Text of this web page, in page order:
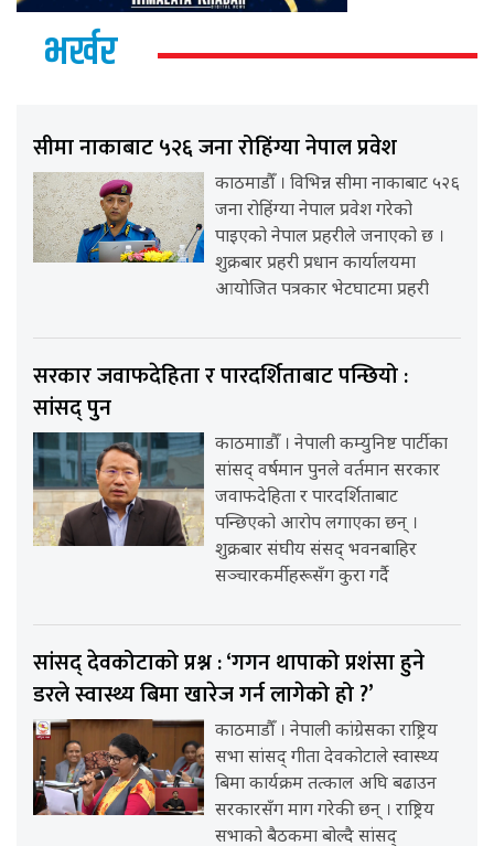
भर्खर
सीमा नाकाबाट ५२६ जना रोहिंग्या नेपाल प्रवेश
काठमाडौँ । विभिन्न सीमा नाकाबाट ५२६
जना रोहिंग्या नेपाल प्रवेश गरेको
पाइएको नेपाल प्रहरीले जनाएको छ ।
शुक्रबार प्रहरी प्रधान कार्यालयमा
आयोजित पत्रकार भेटघाटमा प्रहरी
सरकार जवाफदेहिता र पारदर्शिताबाट पन्छियो :
सांसद् पुन
काठमााडौँ । नेपाली कम्युनिष्ट पार्टीका
सांसद् वर्षमान पुनले वर्तमान सरकार
जवाफदेहिता र पारदर्शिताबाट
पन्छिएको आरोप लगाएका छन् ।
शुक्रबार संघीय संसद् भवनबाहिर
सञ्चारकर्मीहरूसँग कुरा गर्दै
सांसद् देवकोटाको प्रश्न : ‘गगन थापाको प्रशंसा हुने
डरले स्वास्थ्य बिमा खारेज गर्न लागेको हो ?’
काठमाडौँ । नेपाली कांग्रेसका राष्ट्रिय
सभा सांसद् गीता देवकोटाले स्वास्थ्य
बिमा कार्यक्रम तत्काल अघि बढाउन
सरकारसँग माग गरेकी छन् । राष्ट्रिय
सभाको बैठकमा बोल्दै सांसद्